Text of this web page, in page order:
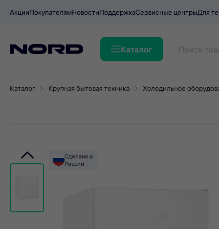
АкцииПокупателямНовостиПоддержкаСервисные центрыДля
Каталог
Каталог Крупная бытовая техника Холодильное
Сделано в
России